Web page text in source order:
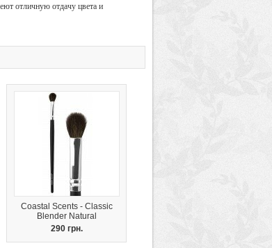
отличную отдачу цвета и
Coastal Scents - Classic
Blender Natural
290 грн.